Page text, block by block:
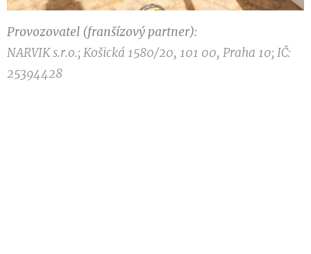
Provozovatel (franšízový partner):
NARVIK s.r.o.; Košická 1580/20, 101 00, Praha 10; IČ:
25394428